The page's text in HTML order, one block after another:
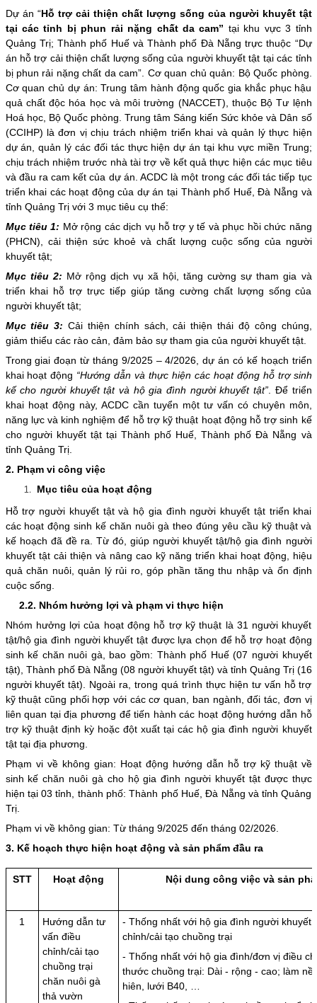
Dự án “Hỗ trợ cải thiện chất lượng sống của người khuyết tật
tại các tỉnh bị phun rải nặng chất da cam” tại khu vực 3 tỉnh
Quảng Trị; Thành phố Huế và Thành phố Đà Nẵng trực thuộc “Dự
án hỗ trợ cải thiện chất lượng sống của người khuyết tật tại các tỉnh
bị phun rải nặng chất da cam”. Cơ quan chủ quản: Bộ Quốc phòng.
Cơ quan chủ dự án: Trung tâm hành động quốc gia khắc phục hậu
quả chất độc hóa học và môi trường (NACCET), thuộc Bộ Tư lệnh
Hoá học, Bộ Quốc phòng. Trung tâm Sáng kiến Sức khỏe và Dân số
(CCIHP) là đơn vị chịu trách nhiệm triển khai và quản lý thực hiện
dự án, quản lý các đối tác thực hiện dự án tại khu vực miền Trung;
chịu trách nhiệm trước nhà tài trợ về kết quả thực hiện các mục tiêu
và đầu ra cam kết của dự án. ACDC là một trong các đối tác tiếp tục
triển khai các hoạt động của dự án tại Thành phố Huế, Đà Nẵng và
tỉnh Quảng Trị với 3 mục tiêu cụ thể:
Mục tiêu 1: Mở rộng các dịch vụ hỗ trợ y tế và phục hồi chức năng
(PHCN), cải thiện sức khoẻ và chất lượng cuộc sống của người
khuyết tật;
Mục tiêu 2: Mở rộng dịch vụ xã hội, tăng cường sự tham gia và
triển khai hỗ trợ trực tiếp giúp tăng cường chất lượng sống của
người khuyết tật;
Mục tiêu 3: Cải thiện chính sách, cải thiện thái độ công chúng,
giảm thiểu các rào cản, đảm bảo sự tham gia của người khuyết tật.
Trong giai đoạn từ tháng 9/2025 – 4/2026, dự án có kế hoạch triển
khai hoạt động “Hướng dẫn và thực hiện các hoạt động hỗ trợ sinh
kế cho người khuyết tật và hộ gia đình người khuyết tật” . Để triển
khai hoạt động này, ACDC cần tuyển một tư vấn có chuyên môn,
năng lực và kinh nghiệm để hỗ trợ kỹ thuật hoạt động hỗ trợ sinh kế
cho người khuyết tật tại Thành phố Huế, Thành phố Đà Nẵng và
tỉnh Quảng Trị.
2. Phạm vi công việc
Mục tiêu của hoạt động
Hỗ trợ người khuyết tật và hộ gia đình người khuyết tật triển khai
các hoạt động sinh kế chăn nuôi gà theo đúng yêu cầu kỹ thuật và
kế hoạch đã đề ra. Từ đó, giúp người khuyết tật/hộ gia đình người
khuyết tật cải thiện và nâng cao kỹ năng triển khai hoạt động, hiệu
quả chăn nuôi, quản lý rủi ro, góp phần tăng thu nhập và ổn định
cuộc sống.
2.2. Nhóm hưởng lợi và phạm vi thực hiện
Nhóm hưởng lợi của hoạt động hỗ trợ kỹ thuật là 31 người khuyết
tật/hộ gia đình người khuyết tật được lựa chọn để hỗ trợ hoạt động
sinh kế chăn nuôi gà, bao gồm: Thành phố Huế (07 người khuyết
tật), Thành phố Đà Nẵng (08 người khuyết tật) và tỉnh Quảng Trị (16
người khuyết tật). Ngoài ra, trong quá trình thực hiện tư vấn hỗ trợ
kỹ thuật cũng phối hợp với các cơ quan, ban ngành, đối tác, đơn vị
liên quan tại địa phương để tiến hành các hoạt động hướng dẫn hỗ
trợ kỹ thuật định kỳ hoặc đột xuất tại các hộ gia đình người khuyết
tật tại địa phương.
Phạm vi về không gian: Hoạt động hướng dẫn hỗ trợ kỹ thuật về
sinh kế chăn nuôi gà cho hộ gia đình người khuyết tật được thực
hiện tại 03 tỉnh, thành phố: Thành phố Huế, Đà Nẵng và tỉnh Quảng
Trị.
Phạm vi về không gian: Từ tháng 9/2025 đến tháng 02/2026.
3. Kế hoạch thực hiện hoạt động và sản phẩm đầu ra
STT Hoạt động Nội dung công việc và sản
1
Hướng dẫn tư
vấn điều
chỉnh/cải tạo
chuồng trại
chăn nuôi gà
thả vườn
- Thống nhất với hộ gia đình người khuyết
chỉnh/cải tạo chuồng trại
- Thống nhất với hộ gia đình/đơn vị điều
thước chuồng trại: Dài - rộng - cao; làm
hiên, lưới B40, …